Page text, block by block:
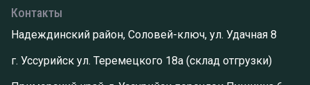
Контакты
Надеждинский район, Соловей-ключ, ул. Удачная 8
г. Уссурийск ул. Теремецкого 18а (склад отгрузки)